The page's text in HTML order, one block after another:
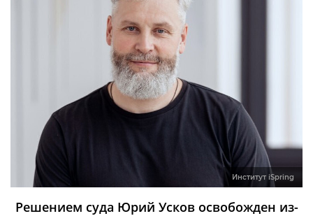
Институт iSpring
Решением суда Юрий Усков освобожден из-